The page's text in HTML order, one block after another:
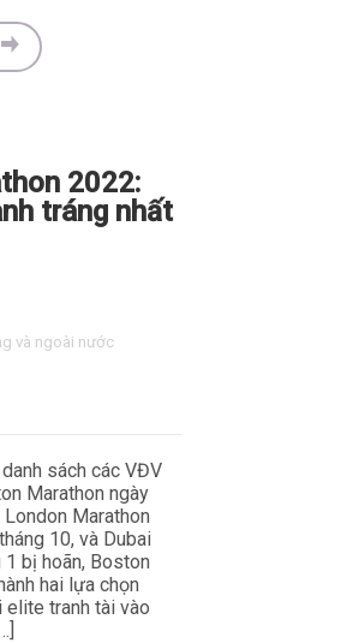
2022:
tráng nhất
và ngoài nước
sách các VĐV
Marathon ngày
Marathon
10, và Dubai
bị hoãn, Boston
hai lựa chọn
tranh tài vào